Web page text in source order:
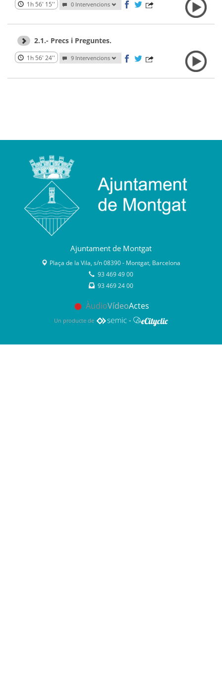
1h 56' 15'' 0 Intervencions
2.1.- Precs i Preguntes.
1h 56' 24'' 9 Intervencions
Ajuntament de Montgat
Plaça de la Vila, s/n 08390 - Montgat, Barcelona
93 469 49 00
93 469 24 00
ÀudioVídeoActes
Un producte de -